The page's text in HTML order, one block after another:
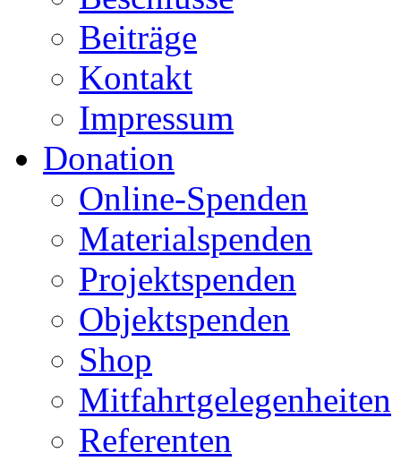
Beiträge
Kontakt
Impressum
Donation
Online-Spenden
Materialspenden
Projektspenden
Objektspenden
Shop
Mitfahrtgelegenheiten
Referenten